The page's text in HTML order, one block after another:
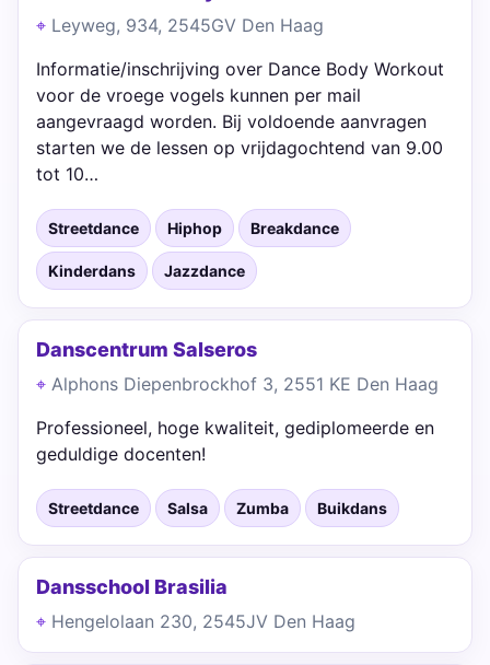
Leyweg, 934, 2545GV Den Haag
Informatie/inschrijving over Dance Body Workout
voor de vroege vogels kunnen per mail
aangevraagd worden. Bij voldoende aanvragen
starten we de lessen op vrijdagochtend van 9.00
tot 10…
Streetdance Hiphop Breakdance
Kinderdans Jazzdance
Danscentrum Salseros
Alphons Diepenbrockhof 3, 2551 KE Den Haag
Professioneel, hoge kwaliteit, gediplomeerde en
geduldige docenten!
Streetdance Salsa Zumba Buikdans
Dansschool Brasilia
Hengelolaan 230, 2545JV Den Haag